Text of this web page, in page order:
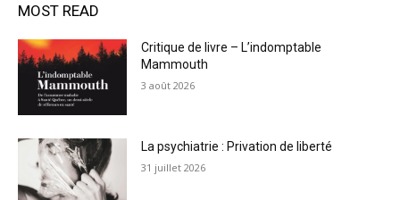
MOST READ
Critique de livre – L’indomptable
Mammouth
3 août 2026
La psychiatrie : Privation de liberté
31 juillet 2026